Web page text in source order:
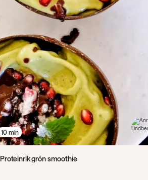
10 min
Proteinrik grön smoothie